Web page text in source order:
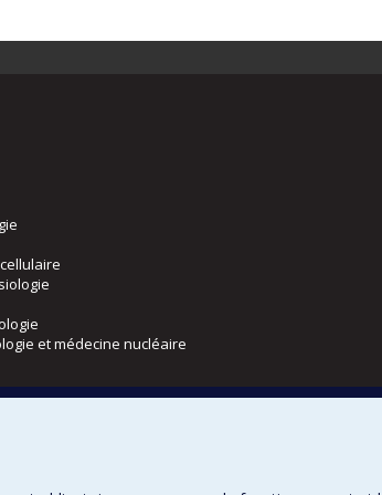
et médecine nucléaire